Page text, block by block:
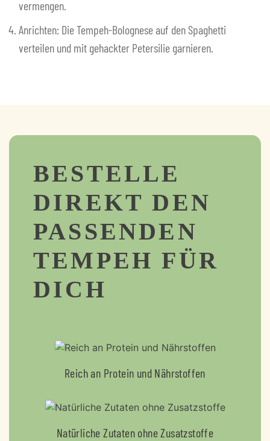
vermengen.
Anrichten: Die Tempeh-Bolognese auf den Spaghetti
verteilen und mit gehackter Petersilie garnieren.
BESTELLE
DIREKT DEN
PASSENDEN
TEMPEH FÜR
DICH
Reich an Protein und Nährstoffen
Natürliche Zutaten ohne Zusatzstoffe